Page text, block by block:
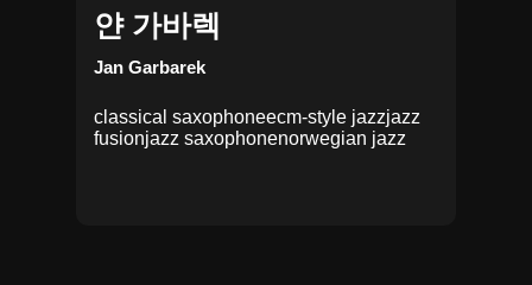
얀 가바렉
Jan Garbarek
classical saxophoneecm-style jazzjazz
fusionjazz saxophonenorwegian jazz